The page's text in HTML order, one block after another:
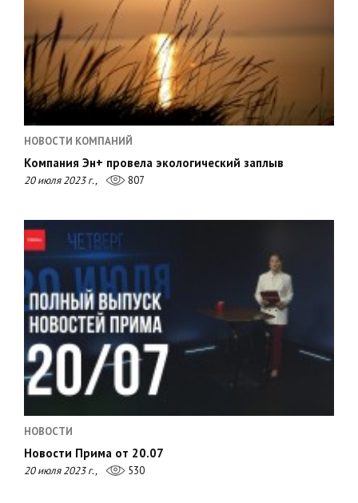
НОВОСТИ КОМПАНИЙ
Компания Эн+ провела экологический заплыв
20 июля 2023 г., 807
НОВОСТИ
Новости Прима от 20.07
20 июля 2023 г., 530